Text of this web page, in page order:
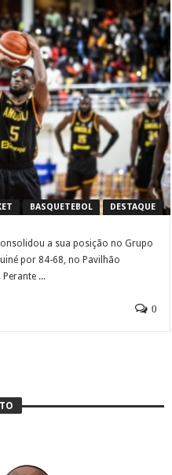
BASQUETEBOL DESTAQUE
a sua posição no Grupo
por 84-68, no Pavilhão
...
0